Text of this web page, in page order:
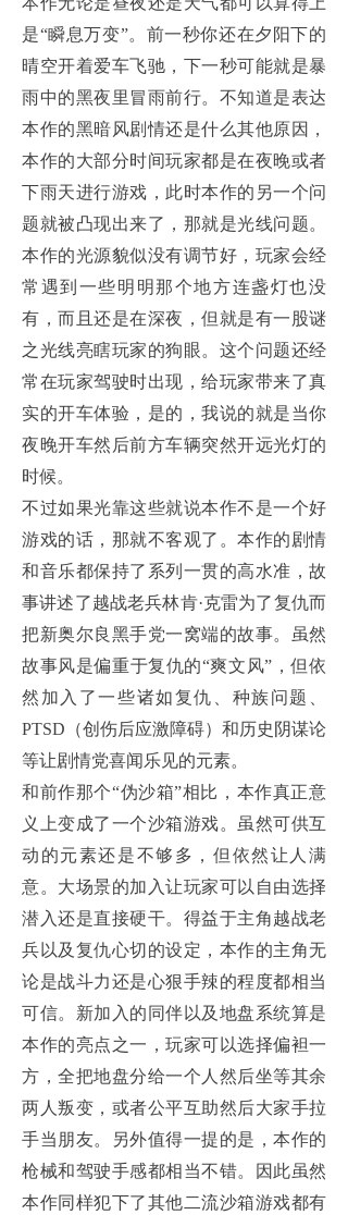
是“瞬息万变”。前一秒你还在夕阳下的
晴空开着爱车飞驰，下一秒可能就是暴
雨中的黑夜里冒雨前行。不知道是表达
本作的黑暗风剧情还是什么其他原因，
本作的大部分时间玩家都是在夜晚或者
下雨天进行游戏，此时本作的另一个问
题就被凸现出来了，那就是光线问题。
本作的光源貌似没有调节好，玩家会经
常遇到一些明明那个地方连盏灯也没
有，而且还是在深夜，但就是有一股谜
之光线亮瞎玩家的狗眼。这个问题还经
常在玩家驾驶时出现，给玩家带来了真
实的开车体验，是的，我说的就是当你
夜晚开车然后前方车辆突然开远光灯的
时候。
不过如果光靠这些就说本作不是一个好
游戏的话，那就不客观了。本作的剧情
和音乐都保持了系列一贯的高水准，故
事讲述了越战老兵林肯·克雷为了复仇而
把新奥尔良黑手党一窝端的故事。虽然
故事风是偏重于复仇的“爽文风”，但依
然加入了一些诸如复仇、种族问题、
PTSD（创伤后应激障碍）和历史阴谋论
等让剧情党喜闻乐见的元素。
和前作那个“伪沙箱”相比，本作真正意
义上变成了一个沙箱游戏。虽然可供互
动的元素还是不够多，但依然让人满
意。大场景的加入让玩家可以自由选择
潜入还是直接硬干。得益于主角越战老
兵以及复仇心切的设定，本作的主角无
论是战斗力还是心狠手辣的程度都相当
可信。新加入的同伴以及地盘系统算是
本作的亮点之一，玩家可以选择偏袒一
方，全把地盘分给一个人然后坐等其余
两人叛变，或者公平互助然后大家手拉
手当朋友。另外值得一提的是，本作的
枪械和驾驶手感都相当不错。因此虽然
本作同样犯下了其他二流沙箱游戏都有